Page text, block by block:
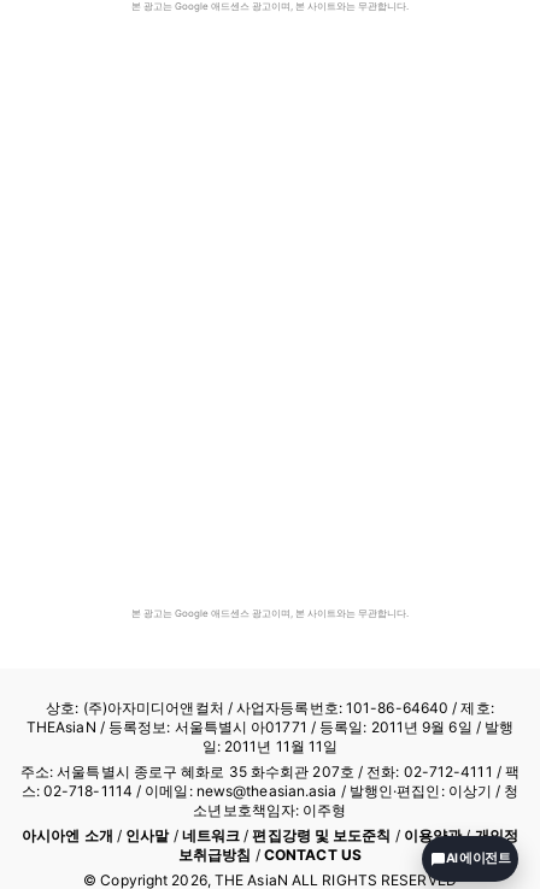
본 광고는 Google 애드센스 광고이며, 본 사이트와는 무관합니다.
본 광고는 Google 애드센스 광고이며, 본 사이트와는 무관합니다.
상호: (주)아자미디어앤컬처 /사업자등록번호: 101-86-64640 / 제호:
THEAsiaN / 등록정보: 서울특별시 아01771 / 등록일: 2011년 9월 6일 / 발행
일: 2011년 11월 11일
주소: 서울특별시 종로구 혜화로 35 화수회관 207호 / 전화: 02-712-4111 / 팩
스: 02-718-1114 / 이메일: news@theasian.asia / 발행인·편집인: 이상기 / 청
소년보호책임자: 이주형
아시아엔 소개 / 인사말/ 네트워크 /편집강령 및 보도준칙 / 이용약관/개인정
보취급방침 / CONTACT US
© Copyright 2026, THE AsiaN ALL RIGHTS RESERVED
AI 에이전트